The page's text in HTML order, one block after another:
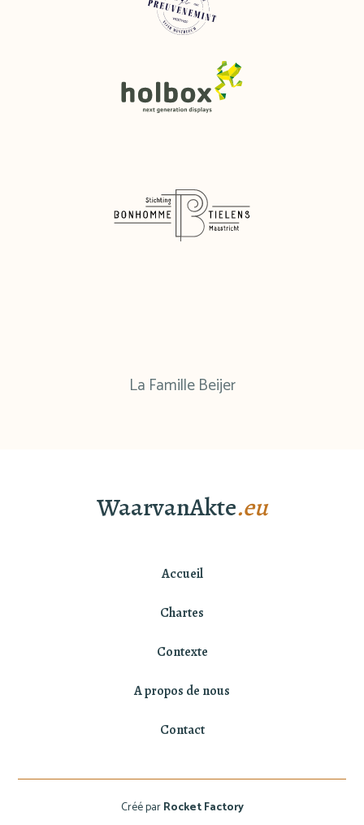
La Famille Beijer
WaarvanAkte.eu
Accueil
Chartes
Contexte
A propos de nous
Contact
Créé parRocket Factory